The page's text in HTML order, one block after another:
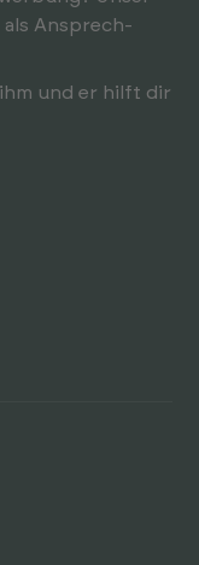
als An­sprech­
und er hilft dir